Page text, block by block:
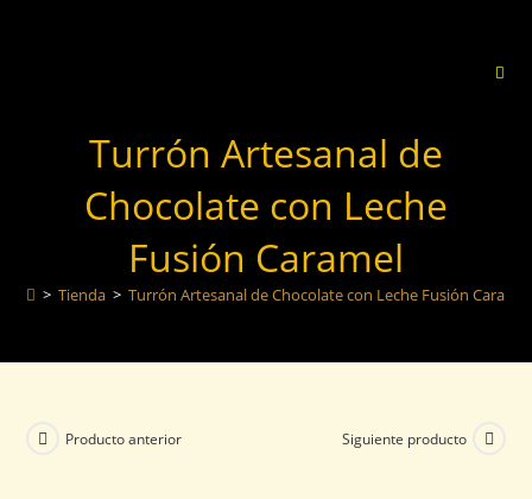
Turrón Artesanal de
Chocolate con Leche
Fusión Caramel
> Tienda > Turrón Artesanal de Chocolate con Leche Fusión Caramel
Producto anterior Siguiente producto